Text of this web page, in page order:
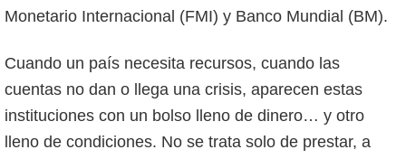
Monetario Internacional (FMI) y Banco Mundial (BM).
Cuando un país necesita recursos, cuando las
cuentas no dan o llega una crisis, aparecen estas
instituciones con un bolso lleno de dinero… y otro
lleno de condiciones. No se trata solo de prestar, a